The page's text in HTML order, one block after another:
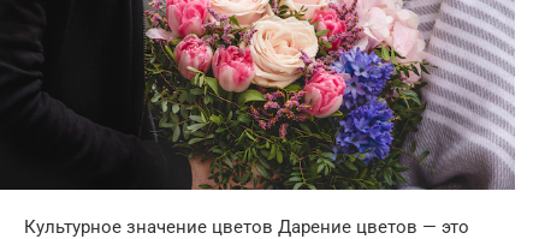
Культурное значение цветов Дарение цветов — это